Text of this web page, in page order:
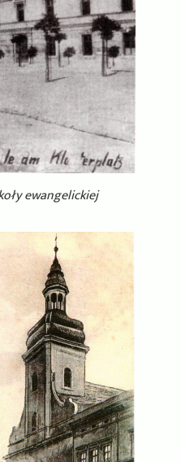
ewangelickiej